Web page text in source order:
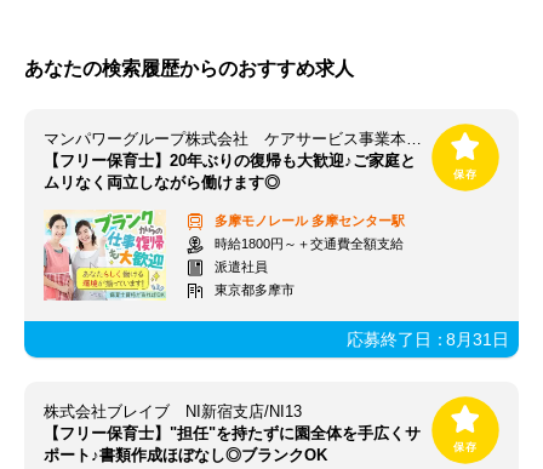
あなたの検索履歴からのおすすめ求人
マンパワーグループ株式会社 ケアサービス事業本部 首都圏保育/1009999
【フリー保育士】20年ぶりの復帰も大歓迎♪ご家庭と
ムリなく両立しながら働けます◎
多摩モノレール 多摩センター駅
時給1800円～＋交通費全額支給
派遣社員
東京都多摩市
応募終了日：8月31日
株式会社ブレイブ NI新宿支店/NI13
【フリー保育士】"担任"を持たずに園全体を手広くサ
ポート♪書類作成ほぼなし◎ブランクOK